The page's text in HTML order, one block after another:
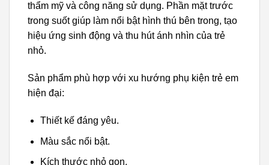
thẩm mỹ và công năng sử dụng. Phần mặt trước
trong suốt giúp làm nổi bật hình thú bên trong, tạo
hiệu ứng sinh động và thu hút ánh nhìn của trẻ
nhỏ.
Sản phẩm phù hợp với xu hướng phụ kiện trẻ em
hiện đại:
Thiết kế đáng yêu.
Màu sắc nổi bật.
Kích thước nhỏ gọn.